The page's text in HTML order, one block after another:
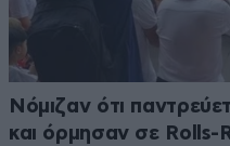
Νόμιζαν ότι
και όρμησαν σε Rolls-